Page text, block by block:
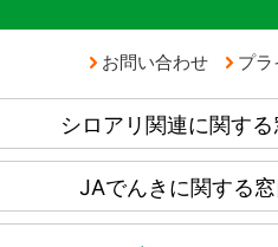
お問い合わせ プ
シロアリ関連に関する
JAでんきに関する窓